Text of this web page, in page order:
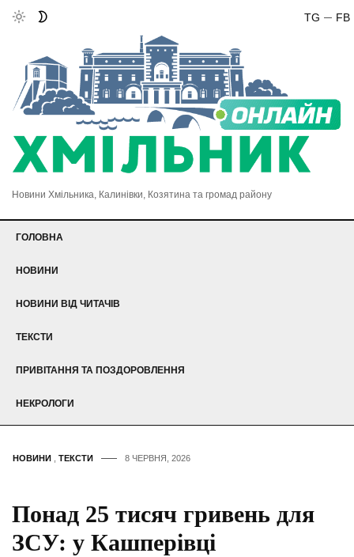
FB
TG
Новини Хмільника, Калинівки, Козятина та громад району
ГОЛОВНА
НОВИНИ
НОВИНИ ВІД ЧИТАЧІВ
ТЕКСТИ
ПРИВІТАННЯ ТА ПОЗДОРОВЛЕННЯ
НЕКРОЛОГИ
НОВИНИ ТЕКСТИ 8 ЧЕРВНЯ, 2026
Понад 25 тисяч гривень для
ЗСУ: у Кашперівці